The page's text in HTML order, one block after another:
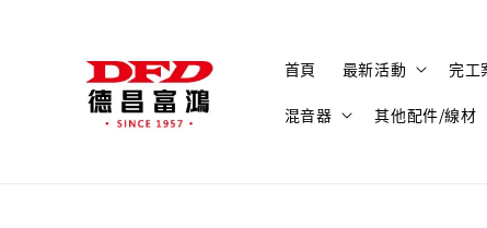
首頁 最新活動 完工
混音器 其他配件/線材